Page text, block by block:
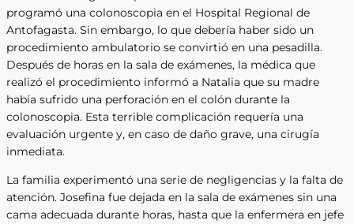
programó una colonoscopia en el Hospital Regional de
Antofagasta. Sin embargo, lo que debería haber sido un
procedimiento ambulatorio se convirtió en una pesadilla.
Después de horas en la sala de exámenes, la médica que
realizó el procedimiento informó a Natalia que su madre
había sufrido una perforación en el colón durante la
colonoscopia. Esta terrible complicación requería una
evaluación urgente y, en caso de daño grave, una cirugía
inmediata.
La familia experimentó una serie de negligencias y la falta de
atención. Josefina fue dejada en la sala de exámenes sin una
cama adecuada durante horas, hasta que la enfermera en jefe